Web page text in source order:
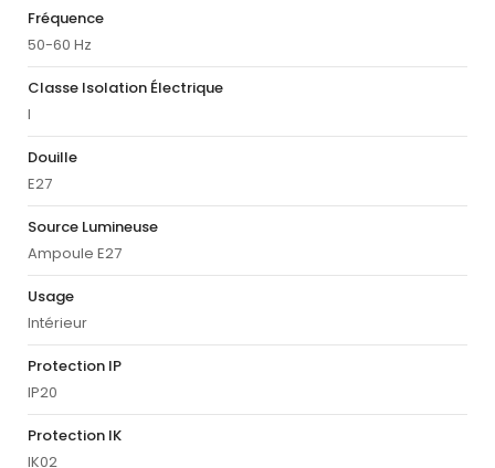
Fréquence
50-60 Hz
Classe Isolation Électrique
I
Douille
E27
Source Lumineuse
Ampoule E27
Usage
Intérieur
Protection IP
IP20
Protection IK
IK02